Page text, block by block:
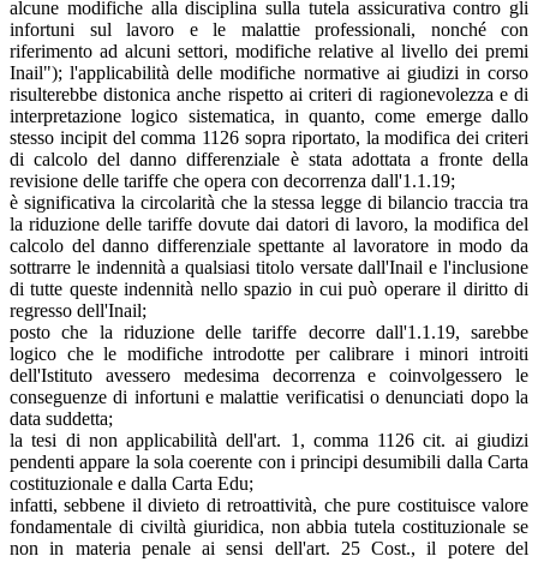
alcune modifiche alla disciplina sulla tutela assicurativa contro gli
infortuni sul lavoro e le malattie professionali, nonché con
riferimento ad alcuni settori, modifiche relative al livello dei premi
Inail"); l'applicabilità delle modifiche normative ai giudizi in corso
risulterebbe distonica anche rispetto ai criteri di ragionevolezza e di
interpretazione logico sistematica, in quanto, come emerge dallo
stesso incipit del comma 1126 sopra riportato, la modifica dei criteri
di calcolo del danno differenziale è stata adottata a fronte della
revisione delle tariffe che opera con decorrenza dall'1.1.19;
è significativa la circolarità che la stessa legge di bilancio traccia tra
la riduzione delle tariffe dovute dai datori di lavoro, la modifica del
calcolo del danno differenziale spettante al lavoratore in modo da
sottrarre le indennità a qualsiasi titolo versate dall'Inail e l'inclusione
di tutte queste indennità nello spazio in cui può operare il diritto di
regresso dell'Inail;
posto che la riduzione delle tariffe decorre dall'1.1.19, sarebbe
logico che le modifiche introdotte per calibrare i minori introiti
dell'Istituto avessero medesima decorrenza e coinvolgessero le
conseguenze di infortuni e malattie verificatisi o denunciati dopo la
data suddetta;
la tesi di non applicabilità dell'art. 1, comma 1126 cit. ai giudizi
pendenti appare la sola coerente con i principi desumibili dalla Carta
costituzionale e dalla Carta Edu;
infatti, sebbene il divieto di retroattività, che pure costituisce valore
fondamentale di civiltà giuridica, non abbia tutela costituzionale se
non in materia penale ai sensi dell'art. 25 Cost., il potere del